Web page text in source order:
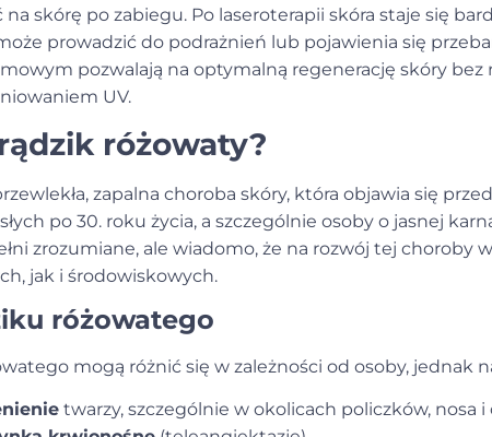
skórę po zabiegu. Po laseroterapii skóra staje się
prowadzić do podrażnień lub pojawienia się
pozwalają na optymalną regenerację skóry bez
UV.
różowaty?
zapalna choroba skóry, która objawia się
po 30. roku życia, a szczególnie osoby o jasnej
zrozumiane, ale wiadomo, że na rozwój tej choroby
jak i środowiskowych.
różowatego
mogą różnić się w zależności od osoby, jednak
twarzy, szczególnie w okolicach policzków, nosa i